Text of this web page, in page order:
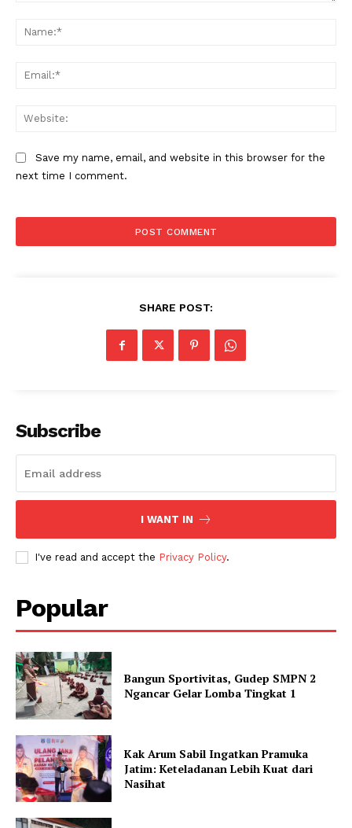
Save my name, email, and website in this browser for the
next time I comment.
SHARE POST:
Subscribe
I WANT IN
I've read and accept the Privacy Policy.
Popular
Bangun Sportivitas, Gudep SMPN 2
Ngancar Gelar Lomba Tingkat 1
Kak Arum Sabil Ingatkan Pramuka
Jatim: Keteladanan Lebih Kuat dari
Nasihat